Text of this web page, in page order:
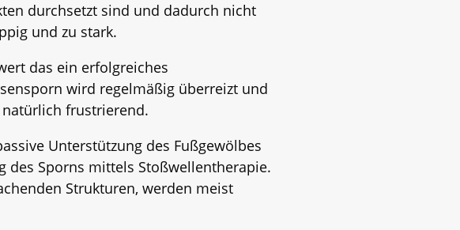
durchsetzt sind und dadurch nicht
und zu stark.
das ein erfolgreiches
wird regelmäßig überreizt und
frustrierend.
Unterstützung des Fußgewölbes
Sporns mittels Stoßwellentherapie.
Strukturen, werden meist